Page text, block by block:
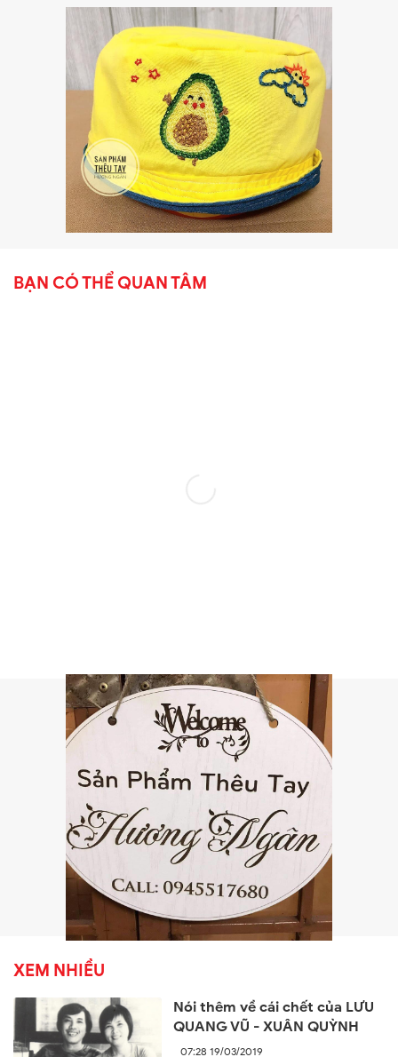
BẠN CÓ THỂ QUAN TÂM
XEM NHIỀU
Nói thêm về cái chết của LƯU
QUANG VŨ - XUÂN QUỲNH
07:28 19/03/2019